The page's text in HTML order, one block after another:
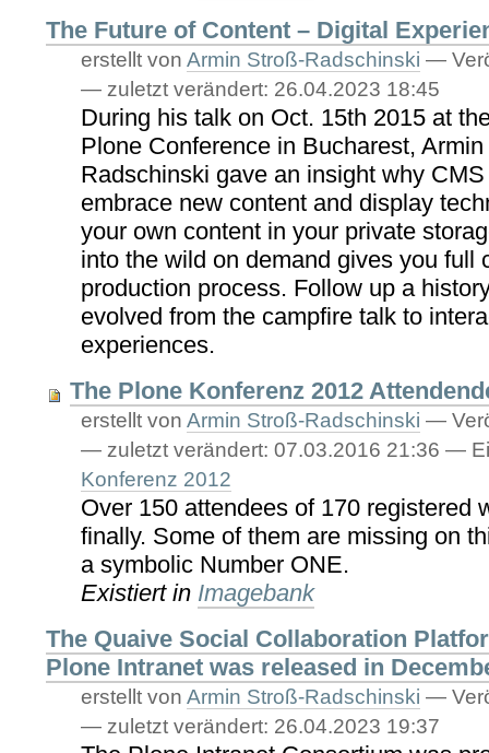
The Future of Content – Digital
erstellt vonArmin Stroß-Radschinski —
— zuletzt verändert: 26.04.2023 18:45
During his talk on Oct. 15th 2015 at
Plone Conference in Bucharest,
Radschinski gave an insight why
embrace new content and display
your own content in your private
into the wild on demand gives you full
production process. Follow up a
evolved from the campfire talk to
experiences.
The Plone Konferenz 2012
erstellt vonArmin Stroß-Radschinski —
— zuletzt verändert: 07.03.2016 21:36—
Konferenz 2012
Over 150 attendees of 170 registered
finally. Some of them are missing on
a symbolic Number ONE.
Existiert in Imagebank
The Quaive Social Collaboration
Plone Intranet was released in
erstellt vonArmin Stroß-Radschinski —
— zuletzt verändert: 26.04.2023 19:37